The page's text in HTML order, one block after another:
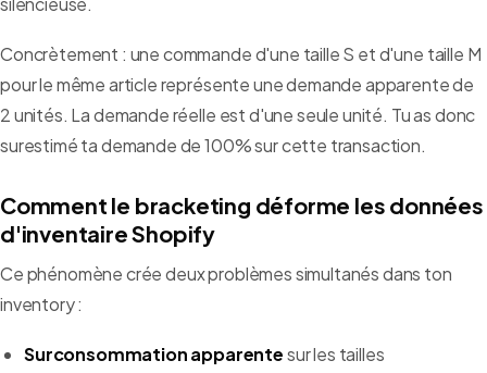
Concrètement : une commande d'une taille S et d'une taille M
pour le même article représente une demande apparente de
2 unités. La demande réelle est d'une seule unité. Tu as donc
surestimé ta demande de 100% sur cette transaction.
Comment le bracketing déforme les données
d'inventaire Shopify
Ce phénomène crée deux problèmes simultanés dans ton
inventory :
Surconsommation apparentesur les tailles